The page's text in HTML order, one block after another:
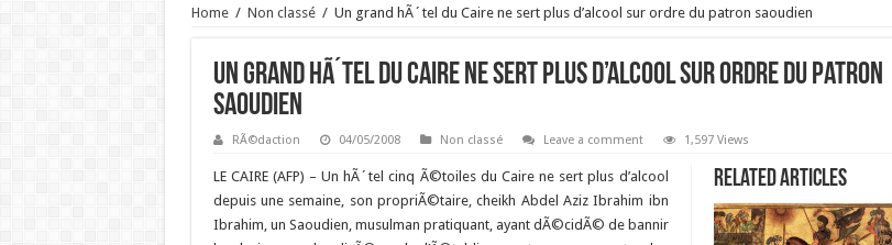
Home / Non classé / Un grand hÃ´tel du Caire ne sert plus d’alcool sur ordre du patron saoudien
Un grand hÃ´tel du Caire ne sert plus d’alcool sur ordre du patron
saoudien
RÃ©daction 04/05/2008 Non classé Leave a comment 1,597 Views
Related Articles
LE CAIRE (AFP) – Un hÃ´tel cinq Ã©toiles du Caire ne sert plus d’alcool
depuis une semaine, son propriÃ©taire, cheikh Abdel Aziz Ibrahim ibn
Ibrahim, un Saoudien, musulman pratiquant, ayant dÃ©cidÃ© de bannir